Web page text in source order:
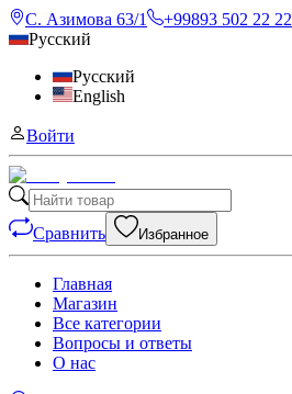
С. Азимова 63/1
+99893 502 22 22
Русский
Русский
English
Войти
Сравнить Избранное
Главная
Магазин
Все категории
Вопросы и ответы
О нас